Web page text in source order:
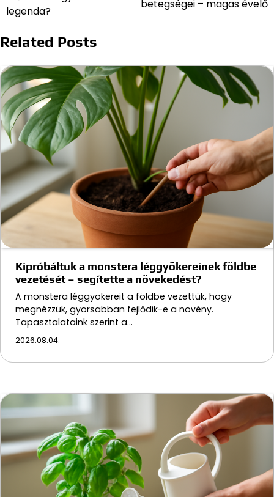
legenda?
betegségei – magas évelő
Related Posts
Kipróbáltuk a monstera léggyökereinek földbe
vezetését – segítette a növekedést?
A monstera léggyökereit a földbe vezettük, hogy
megnézzük, gyorsabban fejlődik-e a növény.
Tapasztalataink szerint a…
2026.08.04.